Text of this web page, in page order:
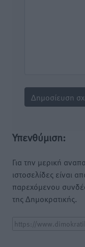
Υπενθύμιση:
Για την μερική
ιστοσελίδες είναι
παρεχόμενου
της Δημοκρατικής.